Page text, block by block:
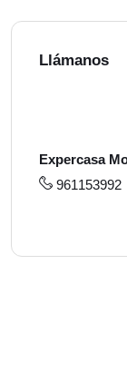
Llámanos
Expercasa
961153992